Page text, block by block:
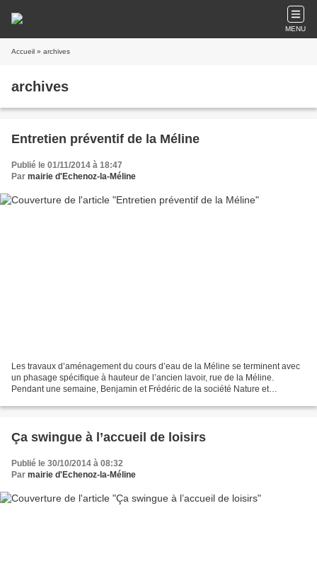
MENU
Accueil » archives
archives
Entretien préventif de la Méline
Publié le 01/11/2014 à 18:47
Par mairie d'Echenoz-la-Méline
Les travaux d’aménagement du cours d’eau de la Méline se terminent avec
un phasage spécifique à hauteur de l’ancien lavoir, rue de la Méline.
Pendant une semaine, Benjamin et Frédéric de la société Nature et
Ça swingue à l’accueil de loisirs
Publié le 30/10/2014 à 08:32
Par mairie d'Echenoz-la-Méline